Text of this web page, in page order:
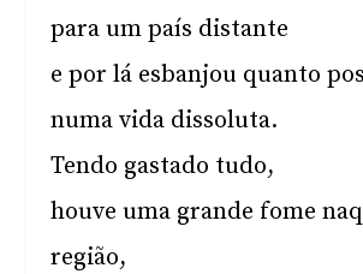
para um país distante
e por lá esbanjou quanto
numa vida dissoluta.
Tendo gastado tudo,
houve uma grande fome
região,